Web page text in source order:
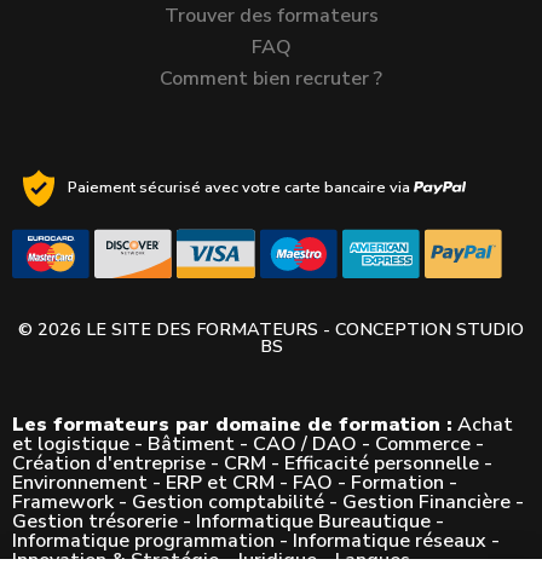
Trouver des formateurs
FAQ
Comment bien recruter ?
Paiement sécurisé avec votre carte bancaire via
© 2026 LE SITE DES FORMATEURS - CONCEPTION STUDIO
BS
Les formateurs par domaine de formation : Achat
et logistique - Bâtiment - CAO / DAO - Commerce -
Création d'entreprise - CRM - Efficacité personnelle -
Environnement - ERP et CRM - FAO - Formation -
Framework - Gestion comptabilité - Gestion Financière -
Gestion trésorerie - Informatique Bureautique -
Informatique programmation - Informatique réseaux -
Innovation & Stratégie-Juridique-Langues-